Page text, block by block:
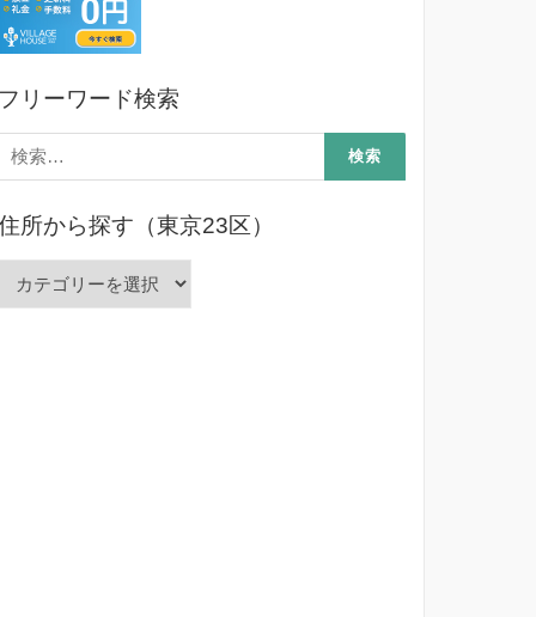
リーワード検索
:
所から探す（東京23区）